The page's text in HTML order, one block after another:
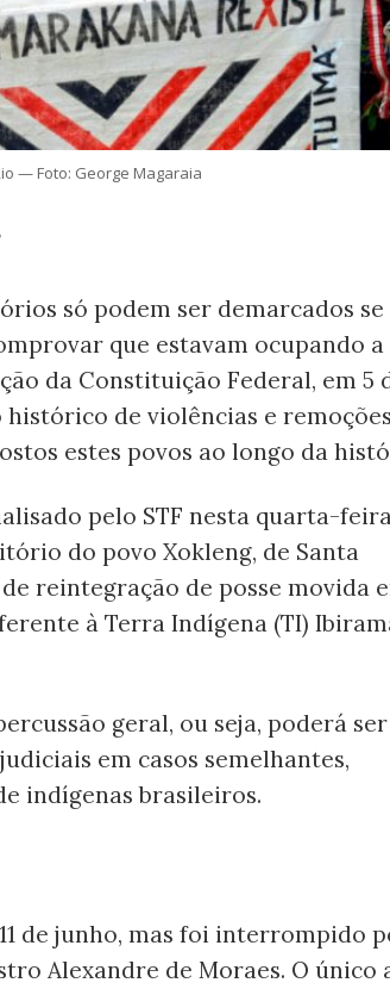
— Foto: George Magaraia
só podem ser demarcados se
que estavam ocupando a
da Constituição Federal, em 5
histórico de violências e remoções
estes povos ao longo da
pelo STF nesta quarta-
do povo Xokleng, de Santa
reintegração de posse movida
à Terra Indígena (TI)
geral, ou seja, poderá ser
em casos semelhantes,
indígenas brasileiros.
de junho, mas foi interrompido
Alexandre de Moraes. O único